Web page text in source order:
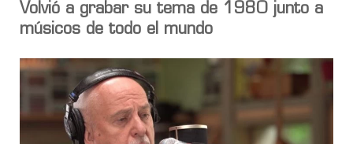
Volvió a grabar su tema de 1980 junto a
músicos de todo el mundo